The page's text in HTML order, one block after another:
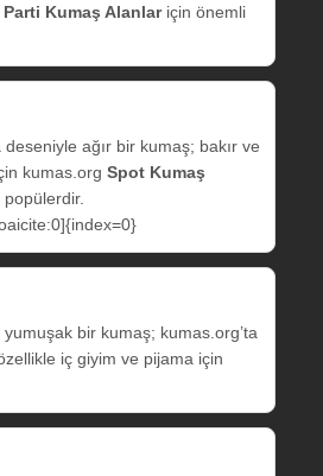
Parti Kumaş Alanlariçin önemli
ağır bir kumaş; bakır ve
kumas.org Spot Kumaş
bir kumaş; kumas.org’ta
iç giyim ve pijama için